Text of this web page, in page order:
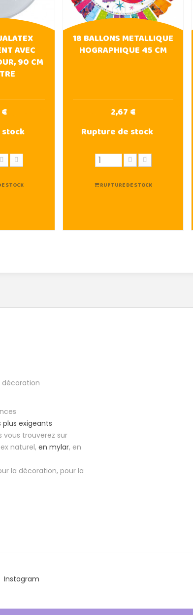
AVEC
90 CM
STOCK
18 BALLONS METALLIQUE
HOGRAPHIQUE 45 CM
2,67 €
Rupture de stock
RUPTURE DE STOCK
décoration
plus exigeants
vous trouverez sur
naturel, en mylar, en
la décoration, pour la
Instagram